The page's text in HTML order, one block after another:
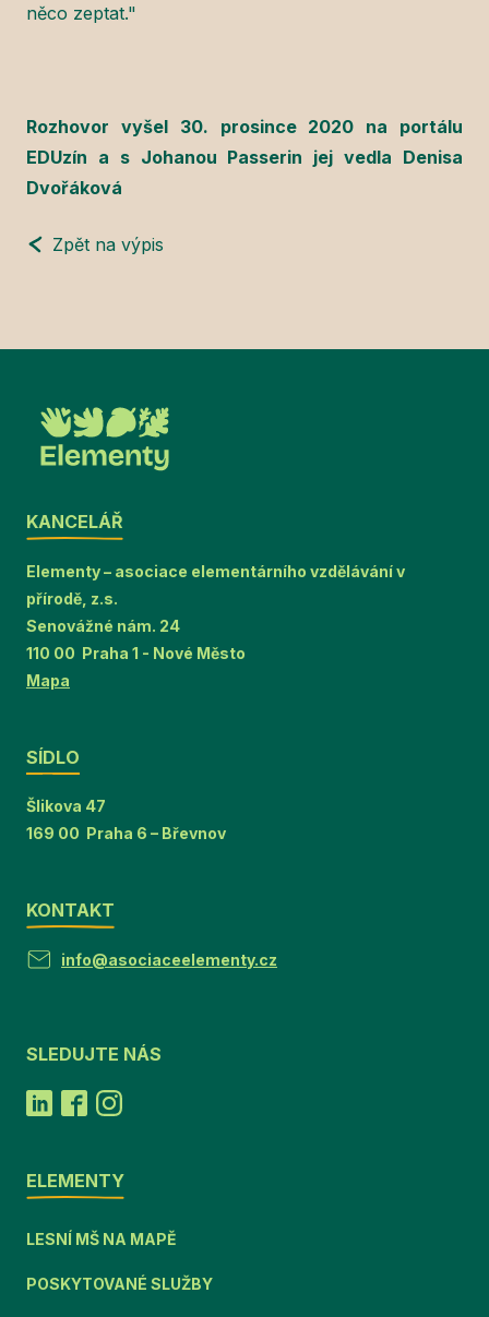
něco zeptat."
Rozhovor vyšel 30. prosince 2020 na portálu
EDUzín a s Johanou Passerin jej vedla Denisa
Dvořáková
Zpět na výpis
KANCELÁŘ
Elementy – asociace elementárního vzdělávání v
přírodě, z.s.
Senovážné nám. 24
110 00 Praha 1 - Nové Město
Mapa
SÍDLO
Šlikova 47
169 00 Praha 6 – Břevnov
KONTAKT
info@asociaceelementy.cz
SLEDUJTE NÁS
ELEMENTY
LESNÍ MŠ NA MAPĚ
POSKYTOVANÉ SLUŽBY